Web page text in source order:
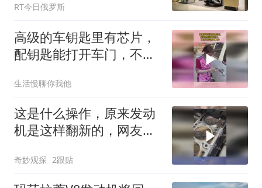
RT今日俄罗斯
高级的车钥匙里有芯片，
配钥匙能打开车门，不点
生活慢聊你我他
这是什么操作，原来发动
机是这样翻新的，网友：
奇妙观探 2跟贴